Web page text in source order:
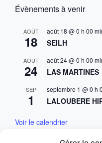
Évènements à venir
AOÛT
18
août 18 @ 0 h 00
SEILH
AOÛT
24
août 24 @ 0 h 00
LAS MARTINES
SEP
1
septembre 1 @ 0 h
LALOUBERE
Voir le calendrier